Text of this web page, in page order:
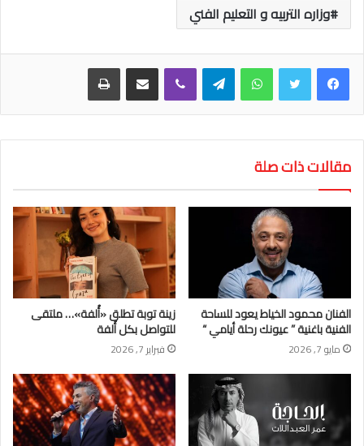
وزاره التربيه و التعليم الفني
واتساب تيلقرام
مقالات ذات صلة
الفنان محمود الخياط يعود للساحة
الفنية باغنية ” عيونك رحلة أيامي “
مايو 7, 2026
زينة توبة تطلق «أُلفة»… ملتقى
للتواصل بكل أُلفة
فبراير 7, 2026